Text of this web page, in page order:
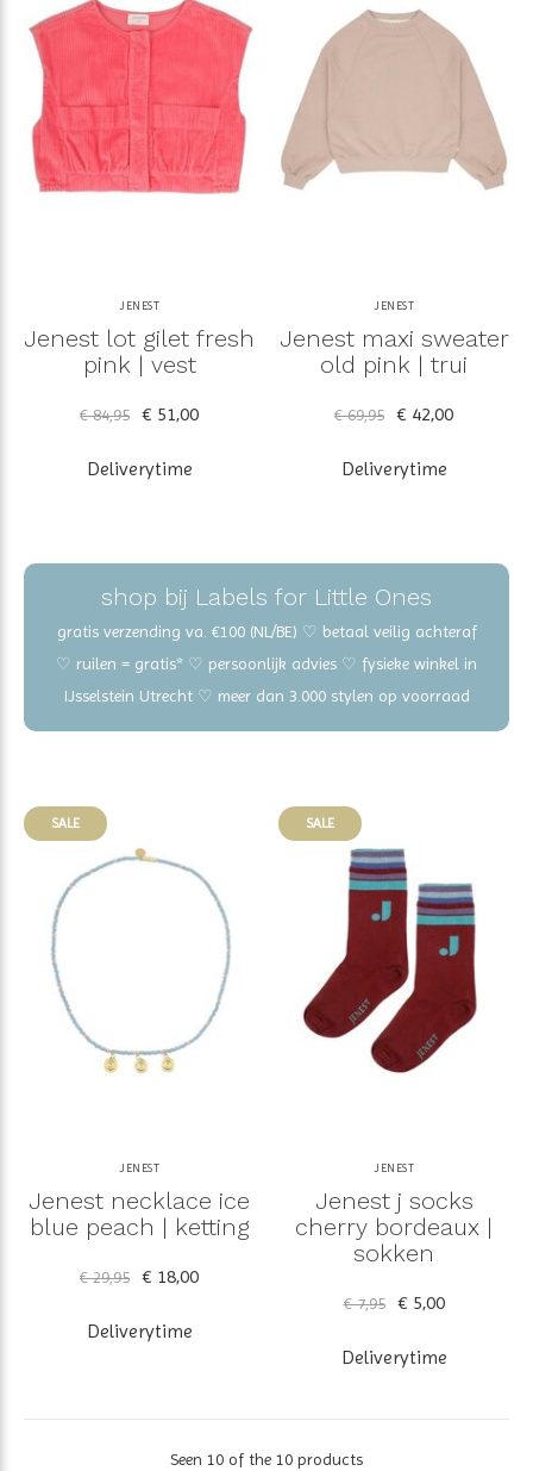
JENEST
Jenest lot gilet fresh
pink | vest
€ 84,95 € 51,00
Deliverytime
JENEST
Jenest maxi sweater
old pink | trui
€ 69,95 € 42,00
Deliverytime
shop bij Labels for Little Ones
gratis verzending va. €100 (NL/BE) ♡ betaal veilig achteraf
♡ ruilen = gratis* ♡ persoonlijk advies ♡ fysieke winkel in
IJsselstein Utrecht ♡ meer dan 3.000 stylen op voorraad
SALE
JENEST
Jenest necklace ice
blue peach | ketting
€ 29,95 € 18,00
Deliverytime
SALE
JENEST
Jenest j socks
cherry bordeaux |
sokken
€ 7,95 € 5,00
Deliverytime
Seen 10 of the 10 products